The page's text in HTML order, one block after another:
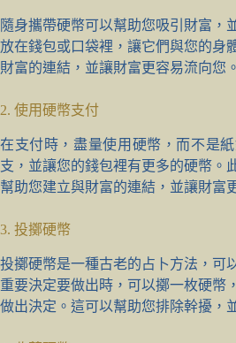
隨身攜帶硬幣可以幫助您吸引財富，
放在錢包或口袋裡，讓它們與您的身
財富的連結，並讓財富更容易流向您。
2. 使用硬幣支付
在支付時，盡量使用硬幣，而不是
支，並讓您的錢包裡有更多的硬幣。
幫助您建立與財富的連結，並讓財富
3. 投擲硬幣
投擲硬幣是一種古老的占卜方法，可
重要決定要做出時，可以擲一枚硬幣
做出決定。這可以幫助您排除幹擾，